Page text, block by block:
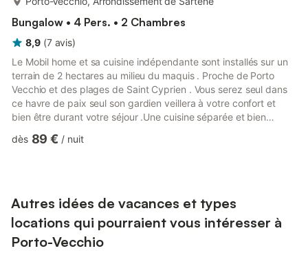
Bungalow • 4 Pers. • 2 Chambres
8,9 (7 avis)
Le Mobil home et sa cuisine indépendante sont installés sur un
terrain de 2 hectares au milieu du maquis . Proche de Porto
Vecchio et des plages de Saint Cyprien . Vous serez seul dans
ce havre de paix seul son gardien veillera à votre confort et
bien être durant votre séjour .Une cuisine séparée et bien
dans le mobil home .De grands extérieurs vous permettrons de
dès 89 € / nuit
Autres idées de vacances et types
locations qui pourraient vous intéresser à
Porto-Vecchio